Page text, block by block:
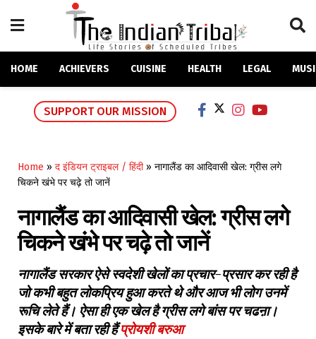
HOME ACHIEVERS CUISINE HEALTH LEGAL
SUPPORT OUR MISSION
Home » द इंडियन ट्राइबल / हिंदी» नागालैंड का आदिवासी खेल: ग्रीस लगे
चिकने खंभे पर चढ़े तो जानें
नागालैंड का आदिवासी खेल: ग्रीस लगे
चिकने खंभे पर चढ़े तो जानें
नागालैंड सरकार ऐसे स्वदेशी खेलों का प्रचार-प्रसार कर रही है
जो कभी बहुत लोकप्रिय हुआ करते थे और आज भी लोग उनमें
रूचि लेते हैं। ऐसा ही एक खेल है ग्रीस लगे बांस पर चढऩा।
इसके बारे में बता रही हैंप्रोयशी बरुआ